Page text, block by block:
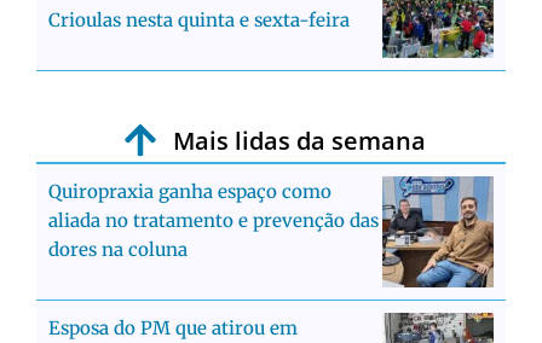
Crioulas nesta quinta e sexta-feira
Mais lidas da semana
Quiropraxia ganha espaço como
aliada no tratamento e prevenção das
dores na coluna
Esposa do PM que atirou em